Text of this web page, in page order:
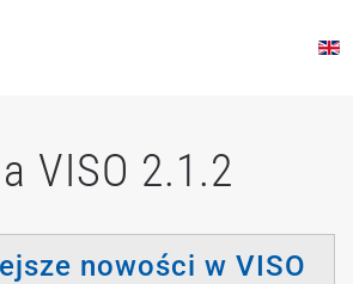
treści
VISO 2.1.2
nowości w VISO